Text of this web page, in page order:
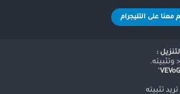
على التليجرام
:
< وتثبيته.
"